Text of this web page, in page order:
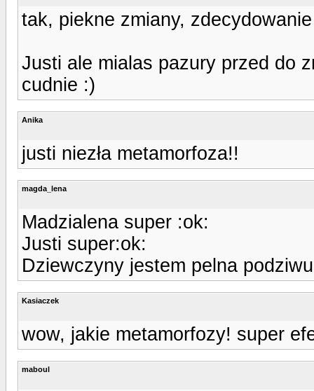
tak, piekne zmiany,
Justi ale mialas pazury przed do
cudnie :)
Anika
justi niezła metamorfoza!!
magda_lena
Madzialena super :ok:
Justi super:ok:
Dziewczyny jestem pelna podziwu
Kasiaczek
wow, jakie metamorfozy! super
maboul